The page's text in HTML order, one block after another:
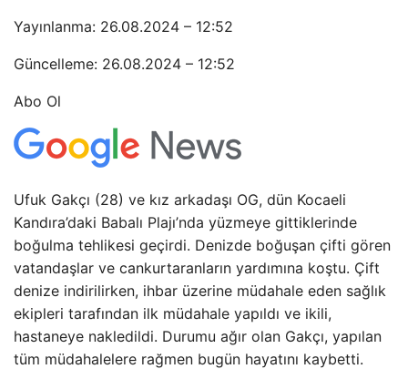
Yayınlanma: 26.08.2024 – 12:52
Güncelleme: 26.08.2024 – 12:52
Abo Ol
Ufuk Gakçı (28) ve kız arkadaşı OG, dün Kocaeli
Kandıra’daki Babalı Plajı’nda yüzmeye gittiklerinde
boğulma tehlikesi geçirdi. Denizde boğuşan çifti gören
vatandaşlar ve cankurtaranların yardımına koştu. Çift
denize indirilirken, ihbar üzerine müdahale eden sağlık
ekipleri tarafından ilk müdahale yapıldı ve ikili,
hastaneye nakledildi. Durumu ağır olan Gakçı, yapılan
tüm müdahalelere rağmen bugün hayatını kaybetti.